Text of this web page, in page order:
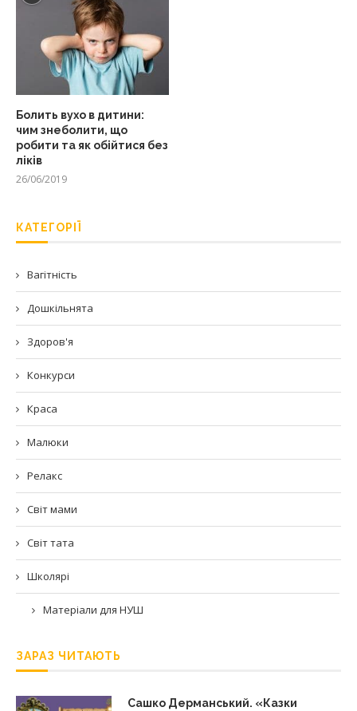
Болить вухо в дитини:
чим знеболити, що
робити та як обійтися без
ліків
26/06/2019
КАТЕГОРІЇ
Вагітність
Дошкільнята
Здоров'я
Конкурси
Краса
Малюки
Релакс
Світ мами
Світ тата
Школярі
Матеріали для НУШ
ЗАРАЗ ЧИТАЮТЬ
Сашко Дерманський. «Казки